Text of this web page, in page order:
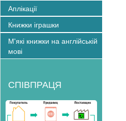
Аплікації
Книжки іграшки
М'які книжки на англійській
мові
СПІВПРАЦЯ